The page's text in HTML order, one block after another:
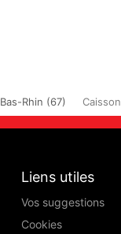
Bas-Rhin (67)
Liens utiles
Vos suggestions
Cookies